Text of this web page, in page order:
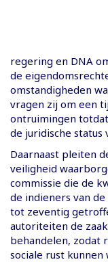
regering en DNA
de
omstandigheden
vragen zij om een
ontruimingen
de juridische status
Daarnaast pleiten
veiligheid
commissie die de
de indieners van
tot zeventig
autoriteiten de
behandelen, zodat
sociale rust